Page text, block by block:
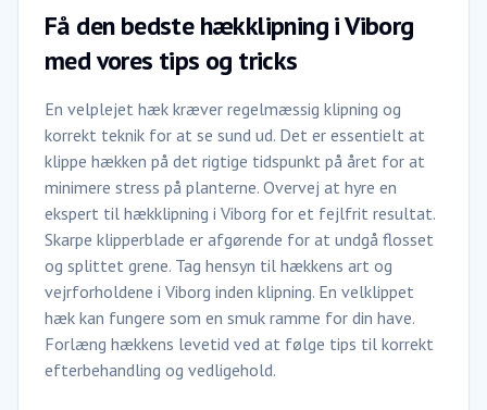
Få den bedste hækklipning i Viborg
med vores tips og tricks
En velplejet hæk kræver regelmæssig klipning og
korrekt teknik for at se sund ud. Det er essentielt at
klippe hækken på det rigtige tidspunkt på året for at
minimere stress på planterne. Overvej at hyre en
ekspert til hækklipning i Viborg for et fejlfrit resultat.
Skarpe klipperblade er afgørende for at undgå flosset
og splittet grene. Tag hensyn til hækkens art og
vejrforholdene i Viborg inden klipning. En velklippet
hæk kan fungere som en smuk ramme for din have.
Forlæng hækkens levetid ved at følge tips til korrekt
efterbehandling og vedligehold.